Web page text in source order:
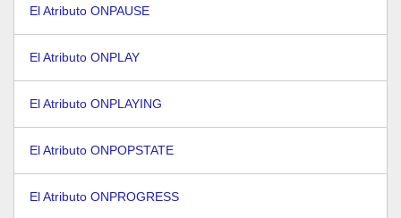
El Atributo ONPAUSE
El Atributo ONPLAY
El Atributo ONPLAYING
El Atributo ONPOPSTATE
El Atributo ONPROGRESS